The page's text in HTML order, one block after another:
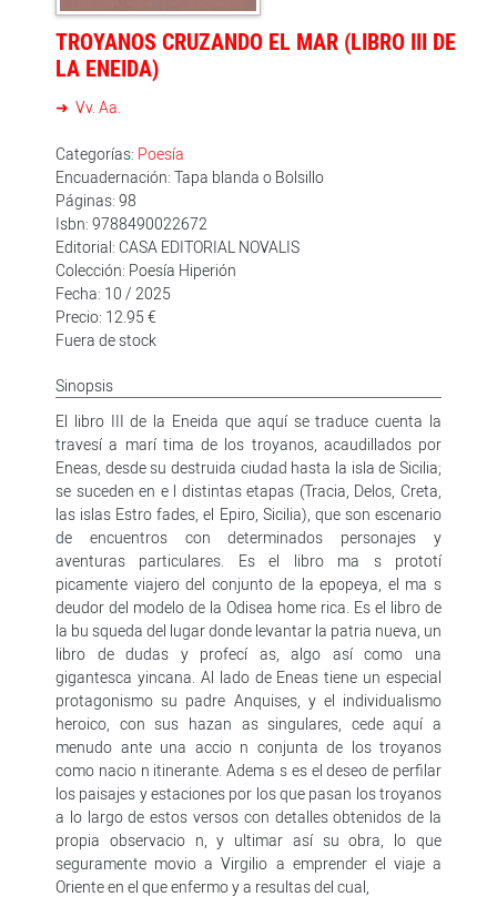
TROYANOS CRUZANDO EL MAR (LIBRO III DE
LA ENEIDA)
Vv. Aa.
Categorías: Poesía
Encuadernación: Tapa blanda o Bolsillo
Páginas: 98
Isbn: 9788490022672
Editorial: CASA EDITORIAL NOVALIS
Colección: Poesía Hiperión
Fecha: 10 / 2025
Precio: 12.95 €
Fuera de stock
Sinopsis
El libro III de la Eneida que aquí se traduce cuenta la
travesí a marí tima de los troyanos, acaudillados por
Eneas, desde su destruida ciudad hasta la isla de Sicilia;
se suceden en e l distintas etapas (Tracia, Delos, Creta,
las islas Estro fades, el Epiro, Sicilia), que son escenario
de encuentros con determinados personajes y
aventuras particulares. Es el libro ma s prototí
picamente viajero del conjunto de la epopeya, el ma s
deudor del modelo de la Odisea home rica. Es el libro de
la bu squeda del lugar donde levantar la patria nueva, un
libro de dudas y profecí as, algo así como una
gigantesca yincana. Al lado de Eneas tiene un especial
protagonismo su padre Anquises, y el individualismo
heroico, con sus hazan as singulares, cede aquí a
menudo ante una accio n conjunta de los troyanos
como nacio n itinerante. Adema s es el deseo de perfilar
los paisajes y estaciones por los que pasan los troyanos
a lo largo de estos versos con detalles obtenidos de la
propia observacio n, y ultimar así su obra, lo que
seguramente movio a Virgilio a emprender el viaje a
Oriente en el que enfermo y a resultas del cual,